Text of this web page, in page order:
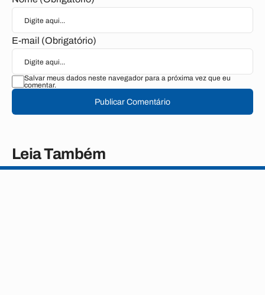
E-mail (Obrigatório)
Salvar meus dados neste navegador para a próxima vez que eu
comentar.
Publicar Comentário
Leia Também